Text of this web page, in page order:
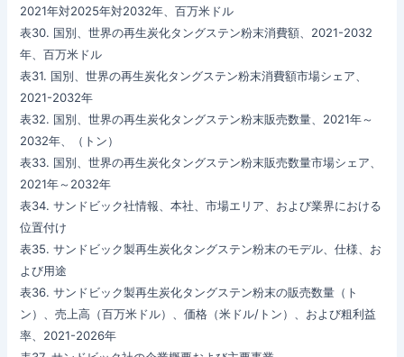
2021年対2025年対2032年、百万米ドル
表30. 国別、世界の再生炭化タングステン粉末消費額、2021-2032
年、百万米ドル
表31. 国別、世界の再生炭化タングステン粉末消費額市場シェア、
2021-2032年
表32. 国別、世界の再生炭化タングステン粉末販売数量、2021年～
2032年、（トン）
表33. 国別、世界の再生炭化タングステン粉末販売数量市場シェア、
2021年～2032年
表34. サンドビック社情報、本社、市場エリア、および業界における
位置付け
表35. サンドビック製再生炭化タングステン粉末のモデル、仕様、お
よび用途
表36. サンドビック製再生炭化タングステン粉末の販売数量（ト
ン）、売上高（百万米ドル）、価格（米ドル/トン）、および粗利益
率、2021-2026年